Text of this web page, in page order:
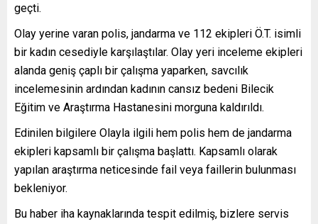
geçti.
Olay yerine varan polis, jandarma ve 112 ekipleri Ö.T. isimli
bir kadın cesediyle karşılaştılar. Olay yeri inceleme ekipleri
alanda geniş çaplı bir çalışma yaparken, savcılık
incelemesinin ardından kadının cansız bedeni Bilecik
Eğitim ve Araştırma Hastanesini morguna kaldırıldı.
Edinilen bilgilere Olayla ilgili hem polis hem de jandarma
ekipleri kapsamlı bir çalışma başlattı. Kapsamlı olarak
yapılan araştırma neticesinde fail veya faillerin bulunması
bekleniyor.
Bu haber iha kaynaklarında tespit edilmiş, bizlere servis